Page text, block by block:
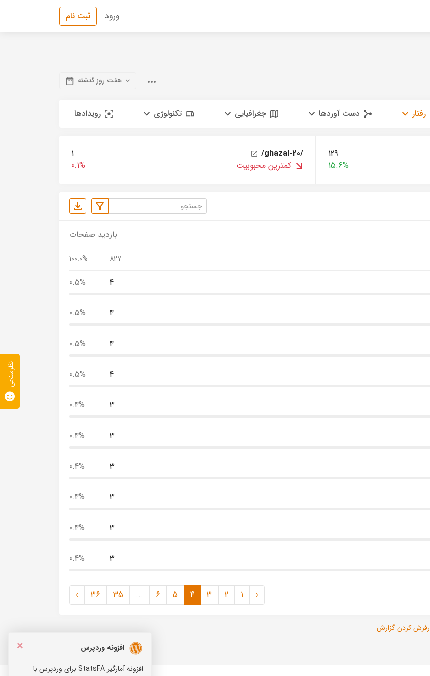
ورود ثبت نام
هفت روز گذشته
رفتار دست آوردها جغرافیایی تکنولوژی رویدادها
129
15.6%
/ghazal-20/
1
کمترین محبوبیت
0.1%
بازدید صفحات
827
100.0%
4
0.5%
4
0.5%
4
0.5%
4
0.5%
3
0.4%
3
0.4%
3
0.4%
3
0.4%
3
0.4%
3
0.4%
‹
1
2
3
4
5
6
...
35
36
›
رفرش کردن گزارش
×
افزونه وردپرس
افزونه آمارگیر StatsFA برای وردپرس با
نظرسنجی